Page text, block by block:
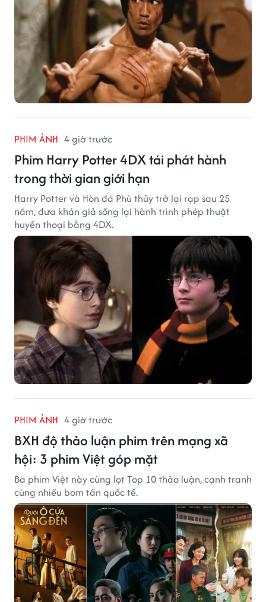
PHIM ẢNH 4 giờ trước
Phim Harry Potter 4DX tái phát hành
trong thời gian giới hạn
Harry Potter và Hòn đá Phù thủy trở lại rạp sau 25
năm, đưa khán giả sống lại hành trình phép thuật
huyền thoại bằng 4DX.
PHIM ẢNH 4 giờ trước
BXH độ thảo luận phim trên mạng xã
hội: 3 phim Việt góp mặt
Ba phim Việt này cùng lọt Top 10 thảo luận, cạnh tranh
cùng nhiều bom tấn quốc tế.